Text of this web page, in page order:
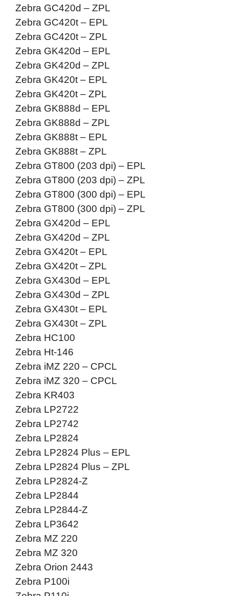
Zebra GC420d – ZPL
Zebra GC420t – EPL
Zebra GC420t – ZPL
Zebra GK420d – EPL
Zebra GK420d – ZPL
Zebra GK420t – EPL
Zebra GK420t – ZPL
Zebra GK888d – EPL
Zebra GK888d – ZPL
Zebra GK888t – EPL
Zebra GK888t – ZPL
Zebra GT800 (203 dpi) – EPL
Zebra GT800 (203 dpi) – ZPL
Zebra GT800 (300 dpi) – EPL
Zebra GT800 (300 dpi) – ZPL
Zebra GX420d – EPL
Zebra GX420d – ZPL
Zebra GX420t – EPL
Zebra GX420t – ZPL
Zebra GX430d – EPL
Zebra GX430d – ZPL
Zebra GX430t – EPL
Zebra GX430t – ZPL
Zebra HC100
Zebra Ht-146
Zebra iMZ 220 – CPCL
Zebra iMZ 320 – CPCL
Zebra KR403
Zebra LP2722
Zebra LP2742
Zebra LP2824
Zebra LP2824 Plus – EPL
Zebra LP2824 Plus – ZPL
Zebra LP2824-Z
Zebra LP2844
Zebra LP2844-Z
Zebra LP3642
Zebra MZ 220
Zebra MZ 320
Zebra Orion 2443
Zebra P100i